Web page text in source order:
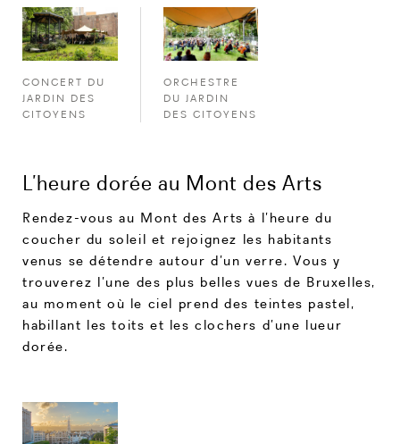
CONCERT DU
JARDIN DES
CITOYENS
ORCHESTRE
DU JARDIN
DES CITOYENS
L’heure dorée au Mont des Arts
Rendez-vous au Mont des Arts à l’heure du
coucher du soleil et rejoignez les habitants
venus se détendre autour d’un verre. Vous y
trouverez l’une des plus belles vues de Bruxelles,
au moment où le ciel prend des teintes pastel,
habillant les toits et les clochers d’une lueur
dorée.